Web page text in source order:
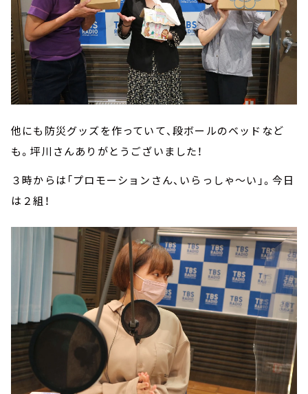
他にも防災グッズを作っていて、段ボールのベッドなど
も。坪川さんありがとうございました！
３時からは「プロモーションさん、いらっしゃ～い」。今日
は２組！